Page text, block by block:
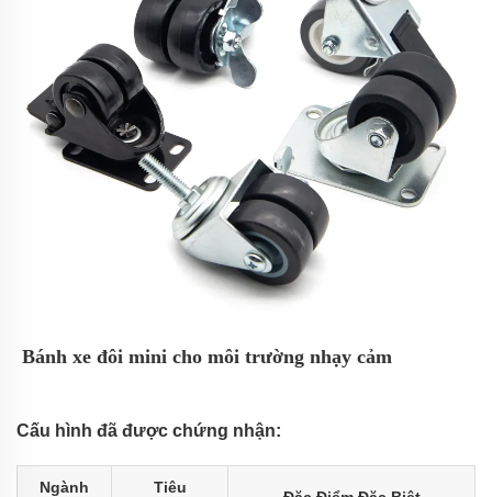
Bánh xe đôi mini cho môi trường nhạy cảm‌
Cấu hình đã được chứng nhận‌:
Ngành
Tiêu